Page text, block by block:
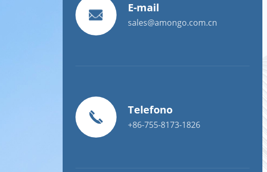
E-mail
sales@amongo.com.cn
Telefono
+86-755-8173-1826